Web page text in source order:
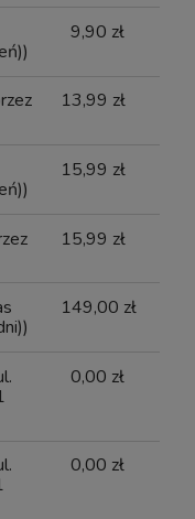
9,90 zł
13,99 zł
15,99 zł
15,99 zł
149,00 zł
0,00 zł
0,00 zł